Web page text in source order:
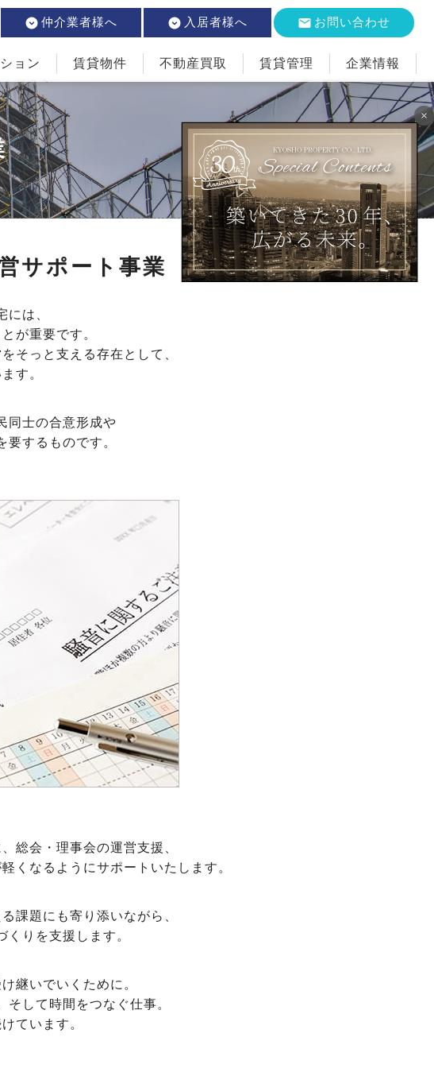
仲介業者様へ 入居者様へ お問い合わせ
ョン 賃貸物件 不動産買取 賃貸管理 企業情報
サポート事業
には、
が重要です。
そっと支える存在として、
す。
同士の合意形成や
するものです。
総会・理事会の運営支援、
くなるようにサポートいたします。
課題にも寄り添いながら、
りを支援します。
継いでいくために。
して時間をつなぐ仕事。
ています。
×